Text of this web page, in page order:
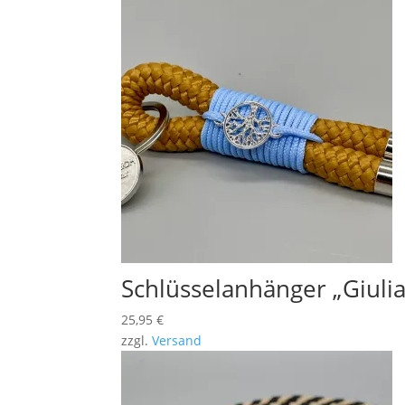
Schlüsselanhänger
25,95€
zzgl.Versand